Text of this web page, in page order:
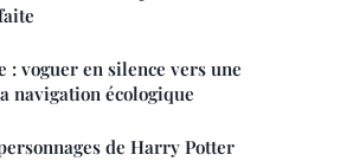
: voguer en silence vers une
navigation écologique
de Harry Potter